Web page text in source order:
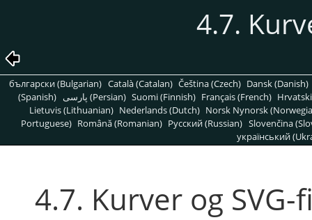
4.7.
български (Bulgarian) Català (Catalan) Čeština (Czech) Dansk (Danish)
(Spanish)
پارسی (Persian) Suomi (Finnish) Français (French)
Lietuvis (Lithuanian) Nederlands (Dutch) Norsk Nynorsk
Portuguese) Română (Romanian) Pусский (Russian) Slovenčina
український
4.7. Kurver og SVG-